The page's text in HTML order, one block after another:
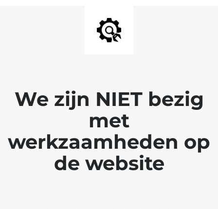
We zijn NIET bezig
met
werkzaamheden op
de website